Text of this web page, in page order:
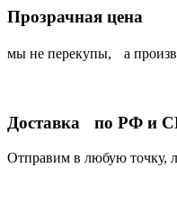
Прозрачная цена
мы не перекупы, а
Доставка по РФ и
Отправим в любую точку,